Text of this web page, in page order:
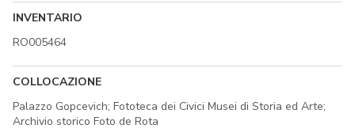
INVENTARIO
RO005464
COLLOCAZIONE
Palazzo Gopcevich; Fototeca dei Civici Musei di Storia ed Arte;
Archivio storico Foto de Rota